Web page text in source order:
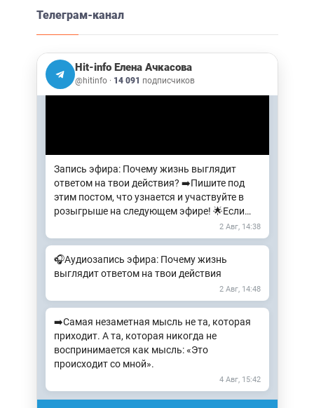
Телеграм-канал
Hit-info Елена Ачкасова
@hitinfo · 14 091 подписчиков
встречу ➡ ВХОД
Запись эфира: Почему жизнь выглядит
ответом на твои действия? ➡️Пишите под
этим постом, что узнается и участвуйте в
розыгрыше на следующем эфире! 🌟Если
2 Авг, 14:38
🎧Аудиозапись эфира: Почему жизнь
выглядит ответом на твои действия
2 Авг, 14:48
➡️Самая незаметная мысль не та, которая
приходит. А та, которая никогда не
воспринимается как мысль: «Это
происходит со мной».
4 Авг, 15:42